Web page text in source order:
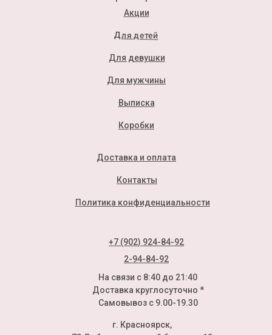
Акции
Для детей
Для девушки
Для мужчины
Выписка
Коробки
На связи с 8:40 до 21:40
Доставка круглосуточно *
Самовывоз с 9.00-19.30
г. Красноярск,
Политика конфиденциальности
Доставка и оплата
Контакты
+7 (902) 924-84-92
2-94-84-92